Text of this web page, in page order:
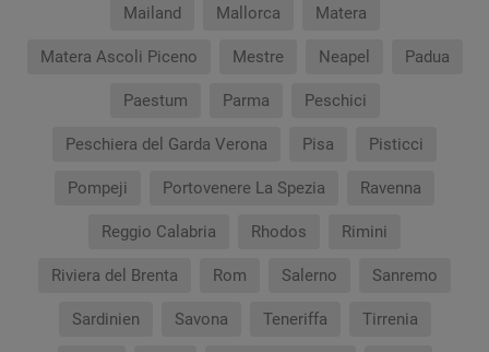
Mailand Mallorca Matera
Matera Ascoli Piceno Mestre Neapel Padua
Paestum Parma Peschici
Peschiera del Garda Verona Pisa Pisticci
Pompeji Portovenere La Spezia Ravenna
Reggio Calabria Rhodos Rimini
Riviera del Brenta Rom Salerno Sanremo
Sardinien Savona Teneriffa Tirrenia